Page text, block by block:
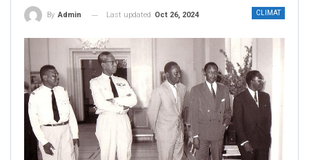
CLIMAT
By Admin Last updated Oct 26, 2024